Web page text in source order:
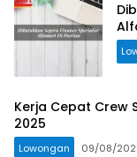
Kerja Cepat Crew
2025
Lowongan 09/08/